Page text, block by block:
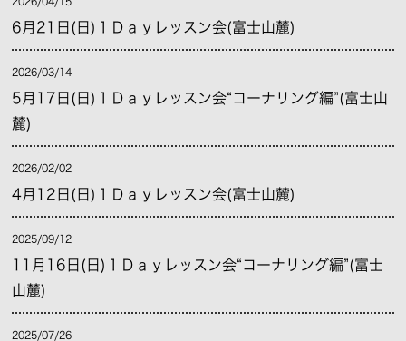
6月21日(日)１Ｄａｙレッスン会(富士山麓)
2026/03/14
5月17日(日)１Ｄａｙレッスン会“コーナリング編”(富士山
麓)
2026/02/02
4月12日(日)１Ｄａｙレッスン会(富士山麓)
2025/09/12
11月16日(日)１Ｄａｙレッスン会“コーナリング編”(富士
山麓)
2025/07/26